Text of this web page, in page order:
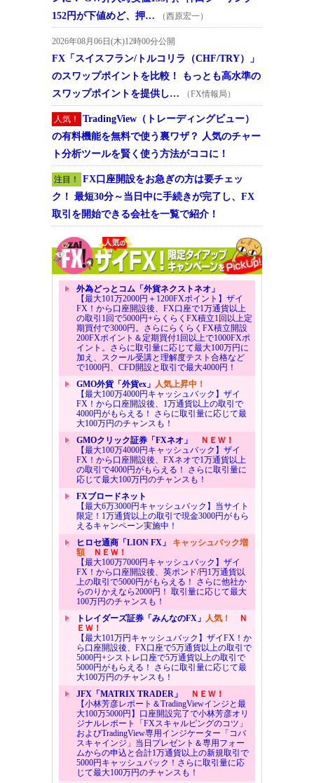
152円が下値めど、押…
（西原宏一）
2026年08月06日(木)12時00分公開
FX「スイスフラン/トルコリラ（CHF/TRY）」
のスワップポイントを比較！ もっとも高水準の
スワップポイントを提供し…
（FX情報局）
人気！
TradingView（トレーディングビュー）
の有料機能を無料で使う裏ワザ？ 人気のチャー
ト分析ツールを賢く使う方法がココに！
注目！
FX口座開設をお急ぎの方は要チェッ
ク！ 最短30分～当日中に手続きが完了し、FX
取引を開始できる会社を一覧で紹介！
外為どっとコム「外貨ネクストネオ」
【最大101万2000円＋1200FXポイント】ザイ
FX！から口座開設後、FX口座で1万通貨以上
の取引1回で5000円+らくらくFX積立1回以上定
期買付で3000円。さらにらくらくFX積立開設
200FXポイント＆定期買付1回以上で1000FXポ
イント。さらに取引量に応じて最大100万円に
加え、スクール受講と理解度テスト合格など
で1000円、CFD開設と取引で最大4000円！
GMO外貨「外貨ex」 人気上昇中！
【最大100万4000円キャッシュバック】ザイ
FX！から口座開設後、1万通貨以上の取引で
4000円がもらえる！ さらに取引量に応じて最
大100万円のチャンスも！
GMOクリック証券「FXネオ」
ＮＥＷ！
【最大100万4000円キャッシュバック】ザイ
FX！から口座開設後、FXネオで1万通貨以上
の取引で4000円がもらえる！ さらに取引量に
応じて最大100万円のチャンスも！
FXブロードネット
【最大6万3000円キャッシュバック】当サイト
限定！1万通貨以上の取引で現金3000円がもら
えるキャンペーン実施中！
ヒロセ通商「LION FX」 キャッシュバック増
額ＮＥＷ！
【最大100万7000円キャッシュバック】ザイ
FX！から口座開設後、英ポンド/円1万通貨以
上の取引で5000円がもらえる！ さらに他社か
らのりかえなら2000円！ 取引量に応じて最大
100万円のチャンスも！
トレイダーズ証券「みんなのFX」 人気！
Ｎ
ＥＷ！
【最大101万円キャッシュバック】ザイFX！か
ら口座開設後、FX口座で5万通貨以上の取引で
5000円+シストレ口座で5万通貨以上の取引で
5000円がもらえる！ さらに取引量に応じて最
大100万円のチャンスも！
JFX「MATRIX TRADER」
ＮＥＷ！
【小林芳彦レポート＆TradingViewインジと最
大100万5000円】口座開設完了で小林芳彦オリ
ジナルレポート「FXスキャルピングのコツ」
およびTradingView専用インジケーター「コバ
スキャインジ」当日プレゼント＆専用フォー
ムからの申込と合計1万通貨以上の新規取引で
5000円キャッシュバック！さらに取引量に応
じて最大100万円のチャンスも！